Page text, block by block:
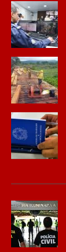
LinkedIn
Share